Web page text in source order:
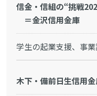
信金・信組の“挑戦
＝金沢信用金庫
学生の起業支援、事
木下・備前日生信用